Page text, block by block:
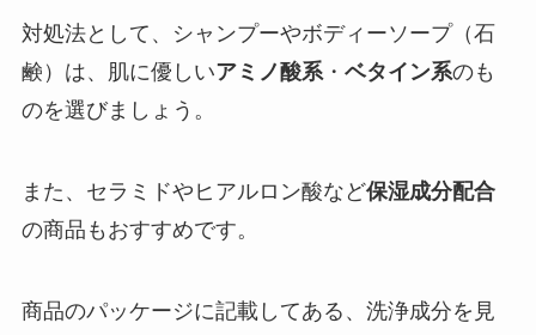
対処法として、シャンプーやボディーソープ（石
鹸）は、肌に優しいアミノ酸系・ ベタイン系のも
のを選びましょう。
また、セラミドやヒアルロン酸など保湿成分配合
の商品もおすすめです。
商品のパッケージに記載してある、洗浄成分を見